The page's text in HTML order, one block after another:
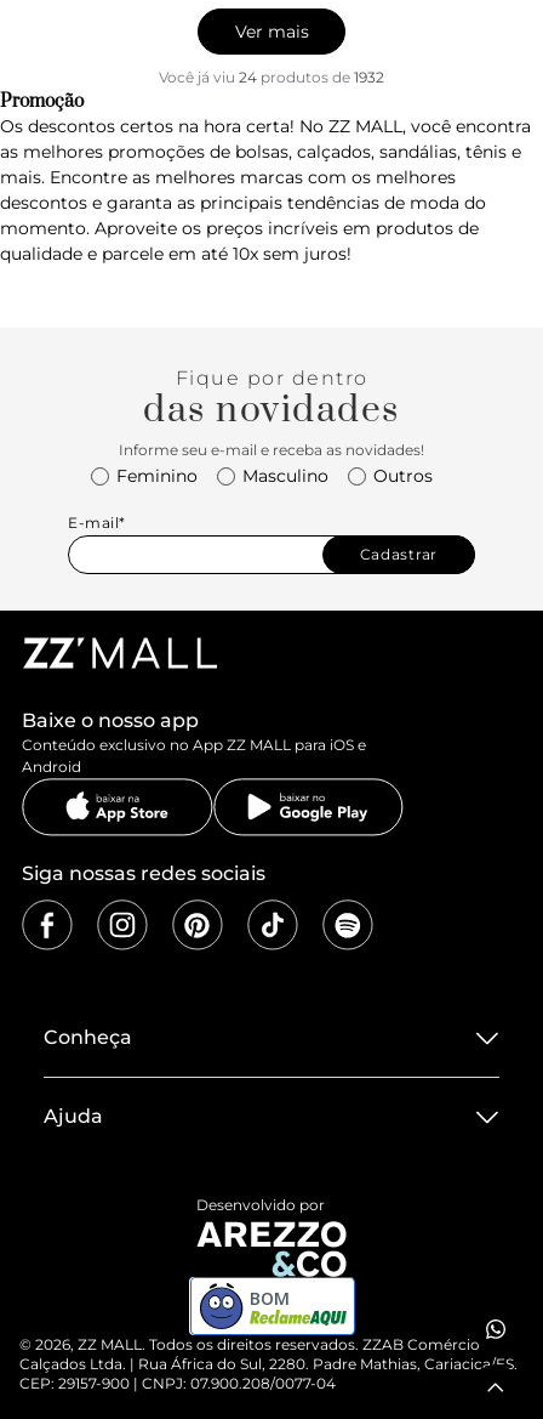
Ver mais
Você já viu 24 produtos de 1932
Promoção
Os descontos certos na hora certa! No ZZ MALL, você encontra
as melhores promoções de bolsas, calçados, sandálias, tênis e
mais. Encontre as melhores marcas com os melhores
descontos e garanta as principais tendências de moda do
momento. Aproveite os preços incríveis em produtos de
qualidade e parcele em até 10x sem juros!
Fique por dentro
das novidades
Informe seu e-mail e receba as novidades!
Feminino Masculino Outros
E-mail*
Cadastrar
Baixe o nosso app
Conteúdo exclusivo no App ZZ MALL para iOS e
Android
Siga nossas redes sociais
Conheça
Termos de Uso
ZZ MALL é confiável
Cartão Presente
Ajuda
Compre pelo WhatsApp
© 2026, ZZ MALL. Todos os direitos reservados. ZZAB Comércio de
Calçados Ltda. | Rua África do Sul, 2280. Padre Mathias, Cariacica/ES.
CEP: 29157-900 | CNPJ: 07.900.208/0077-04
Desenvolvido por
BOM